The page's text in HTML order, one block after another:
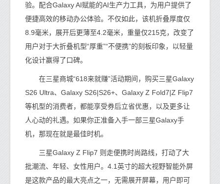
验。配合Galaxy AI赋能的AI生产力工具，为用户提供了
便捷高效的移动办公体验。不仅如此，该机折叠厚度仅
8.9毫米，展开后更薄至4.2毫米，重量仅215克，改变了
用户对于大折叠机型“厚重”“不便携”的刻板印象，以轻量
化设计赢得了口碑。
在三星商城“618来就赚”活动期间，购买三星Galaxy
S26 Ultra、Galaxy S26|S26+、Galaxy Z Fold7|Z Flip7
等机型的消费者，都能享受券后立省优惠，以及更多让
人心动的礼遇。如果你正准备入手一部三星Galaxy手
机，那现在就是最佳时机。
三星Galaxy Z Flip7 则走便携时尚路线，打动了大
批潮流、年轻、女性用户。4.1英寸的超大视野智能外屏
是这款产品的最大亮点之一，无需展开屏幕，用户即可